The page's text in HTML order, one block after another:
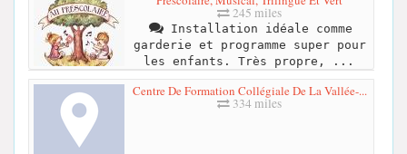
245 miles
Installation idéale comme
garderie et programme super pour
les enfants. Très propre, ...
Centre De Formation Collégiale De La Vallée-...
334 miles